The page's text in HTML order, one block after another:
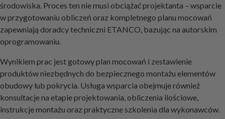
środowiska. Proces ten nie musi obciążać projektanta – wsparcie
w przygotowaniu obliczeń oraz kompletnego planu mocowań
zapewniają doradcy techniczni ETANCO, bazując na autorskim
oprogramowaniu.
Wynikiem prac jest gotowy plan mocowań i zestawienie
produktów niezbędnych do bezpiecznego montażu elementów
obudowy lub pokrycia. Usługa wsparcia obejmuje również
konsultacje na etapie projektowania, obliczenia ilościowe,
instrukcje montażu oraz praktyczne szkolenia dla wykonawców.